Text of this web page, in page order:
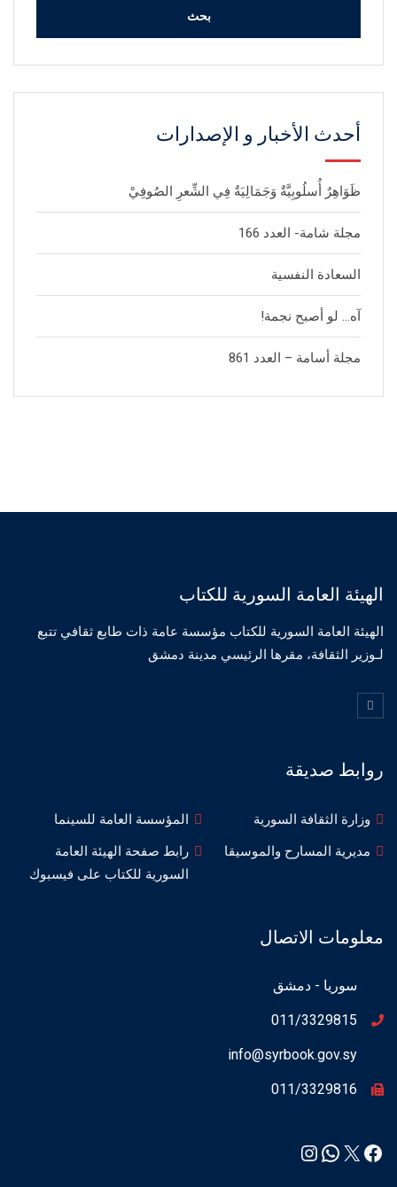
أحدث الأخبار و الإصدارات
ظَوَاهِرٌ أُسلُوبِيَّةٌ وَجَمَالِيَةٌ فِي الشِّعرِ الصُوفِيْ
مجلة شامة- العدد 166
السعادة النفسية
آه… لو أصبح نجمة!
مجلة أسامة – العدد 861
الهيئة العامة السورية للكتاب
الهيئة العامة السورية للكتاب مؤسسة عامة ذات طابع ثقافي تتبع
لـوزير الثقافة، مقرها الرئيسي مدينة دمشق
روابط صديقة
وزارة الثقافة السورية
المؤسسة العامة للسينما
مديرية المسارح والموسيقا
رابط صفحة الهيئة العامة
السورية للكتاب على فيسبوك
معلومات الاتصال
سوريا - دمشق
011/3329815
info@syrbook.gov.sy
011/3329816
Facebook
X
WhatsApp